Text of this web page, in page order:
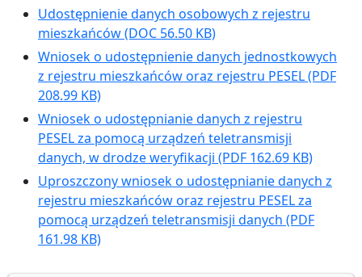
Udostępnienie danych osobowych z rejestru
mieszkańców(DOC 56.50 KB)
Wniosek o udostępnienie danych jednostkowych
z rejestru mieszkańców oraz rejestru PESEL(PDF
208.99 KB)
Wniosek o udostępnianie danych z rejestru
PESEL za pomocą urządzeń teletransmisji
danych, w drodze weryfikacji (PDF 162.69 KB)
Uproszczony wniosek o udostępnianie danych z
rejestru mieszkańców oraz rejestru PESEL za
pomocą urządzeń teletransmisji danych (PDF
161.98 KB)